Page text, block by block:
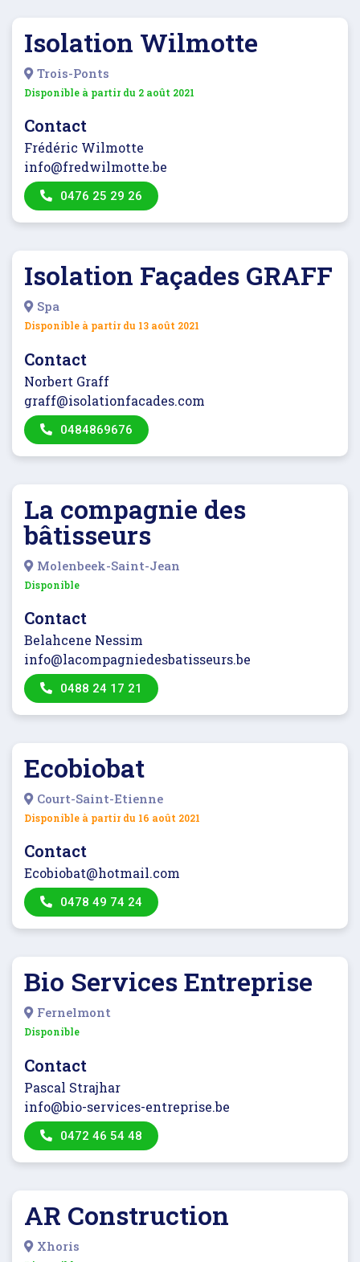
Isolation Wilmotte
Trois-Ponts
Disponible à partir du 2 août 2021
Contact
Frédéric Wilmotte
info@fredwilmotte.be
0476 25 29 26
Isolation Façades GRAFF
Spa
Disponible à partir du 13 août 2021
Contact
Norbert Graff
graff@isolationfacades.com
0484869676
La compagnie des
bâtisseurs
Molenbeek-Saint-Jean
Disponible
Contact
Belahcene Nessim
info@lacompagniedesbatisseurs.be
0488 24 17 21
Ecobiobat
Court-Saint-Etienne
Disponible à partir du 16 août 2021
Contact
Ecobiobat@hotmail.com
0478 49 74 24
Bio Services Entreprise
Fernelmont
Disponible
Contact
Pascal Strajhar
info@bio-services-entreprise.be
0472 46 54 48
AR Construction
Xhoris